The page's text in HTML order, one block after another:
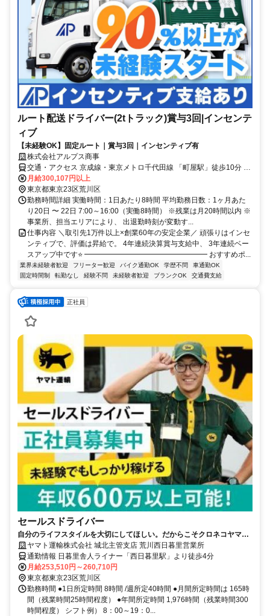
ルート配送ドライバー(2tトラック)賞与3回|インセンテ
ィブ
【未経験OK】固定ルート｜賞与3回｜インセンティブ有
株式会社アルプス商事
交通・アクセス 京成線・東京メトロ千代田線 「町屋駅」徒歩10分 東
京さくらトラム(都電荒川線)「荒川二丁目駅」徒歩5分
月給300,107円以上
東京都東京23区荒川区
勤務時間詳細 実働時間：1日あたり8時間 平均勤務日数：1ヶ月あた
り20日 〜 22日 7:00～16:00（実働8時間） ※残業は月20時間以内 ※
事業所、担当エリアにより、 出退勤時刻が変動す...
仕事内容 ＼取引先1万件以上×創業60年の安定企業／ 頑張りはインセ
ンティブで、評価は昇給で。 4年連続決算賞与支給中、 3年連続ベー
スアップ中です⭐ ━━━━━━━━━━━━━━━━━ おすすめポ...
業界未経験者歓迎 フリーター歓迎 バイク通勤OK 学歴不問
車通勤OK
固定時間制
転勤なし 経験不問 未経験者歓迎 ブランクOK 交通費支給
正社員
セールスドライバー
自分のライフスタイルを大切にしてほしい。だからこそクロネコヤマト
は収入も休日も充実
ヤマト運輸株式会社 城北主管支店 荒川西日暮里営業所
通勤情報 日暮里舎人ライナー「西日暮里駅」より徒歩4分
月給253,510円～260,710円
東京都東京23区荒川区
勤務時間 ●1日所定時間 8時間 /週所定40時間 ●月間所定時間は 165時
間（残業時間25時間程度） ●年間所定時間 1,976時間（残業時間300
時間程度） シフト例） 8：00～19：0...